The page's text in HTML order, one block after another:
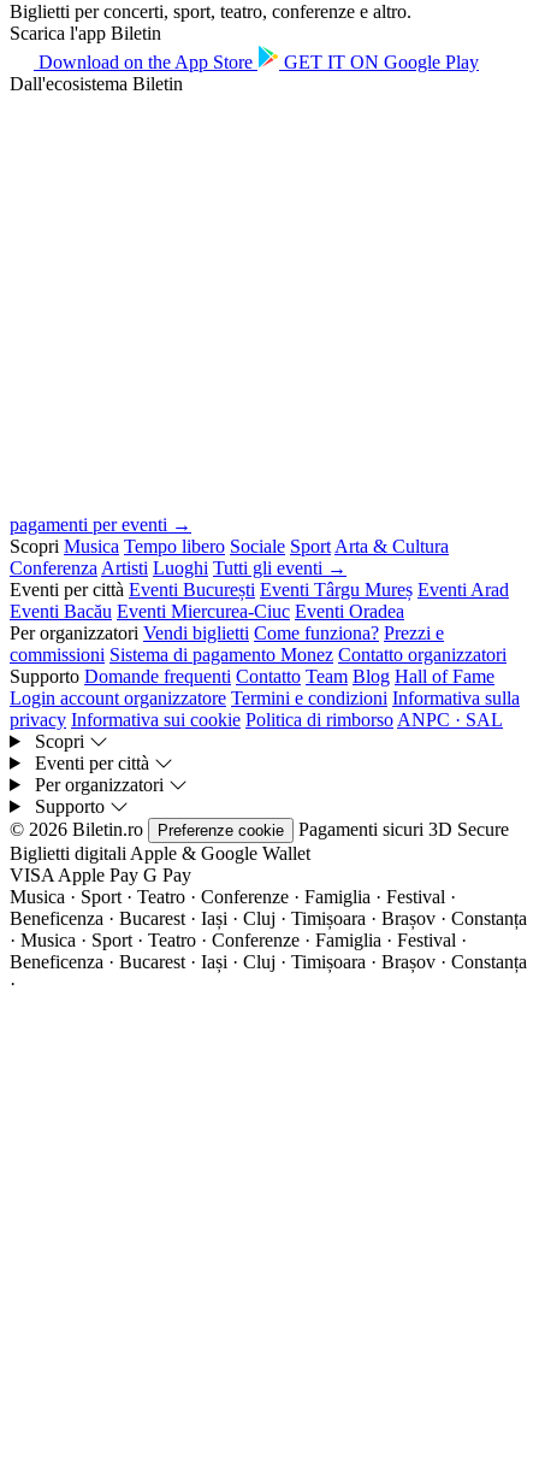
Biglietti per concerti, sport, teatro, conferenze e altro.
Scarica l'app Biletin
Download on the App Store GET IT ON Google Play
Dall'ecosistema Biletin
pagamenti per eventi →
Scopri Musica Tempo libero Sociale Sport Arta & Cultura
Conferenza Artisti Luoghi Tutti gli eventi →
Eventi per città Eventi București Eventi Târgu Mureș Eventi Arad
Eventi Bacău Eventi Miercurea-Ciuc Eventi Oradea
Per organizzatori Vendi biglietti Come funziona? Prezzi e
commissioni Sistema di pagamento Monez Contatto organizzatori
Supporto Domande frequenti Contatto Team Blog Hall of Fame
Login account organizzatore Termini e condizioni Informativa sulla
privacy Informativa sui cookie Politica di rimborso ANPC · SAL
Scopri
Eventi per città
Per organizzatori
Supporto
© 2026 Biletin.ro
Preferenze cookie Pagamenti sicuri 3D Secure
Biglietti digitali Apple & Google Wallet
VISA Apple Pay G Pay
Musica · Sport · Teatro · Conferenze · Famiglia · Festival ·
Beneficenza · Bucarest · Iași · Cluj · Timișoara · Brașov · Constanța
· Musica · Sport · Teatro · Conferenze · Famiglia · Festival ·
Beneficenza · Bucarest · Iași · Cluj · Timișoara · Brașov · Constanța
·